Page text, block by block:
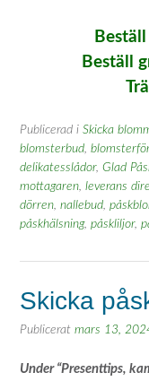
Beställ
Publicerad i Skicka
blomsterbud,
delikatesslådor, Glad
mottagaren, leverans
dörren, nallebud,
påskhälsning, påskliljor,
Skicka
Publicerat mars 13,
Under “Presenttips,